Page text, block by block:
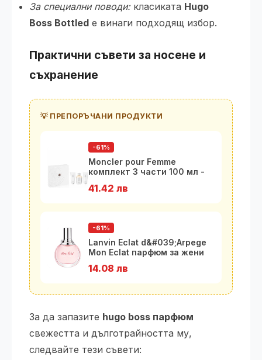
За специални поводи:класиката Hugo
Boss Bottled е винаги подходящ избор.
Практични съвети за носене и
съхранение
💡 ПРЕПОРЪЧАНИ ПРОДУКТИ
-61%
Moncler pour Femme
комплект 3 части 100 мл -
41.42 лв
-61%
Lanvin Eclat d&#039;Arpеge
Mon Eclat парфюм за жени
14.08 лв
За да запазите hugo boss парфюм
свежестта и дълготрайността му,
следвайте тези съвети: